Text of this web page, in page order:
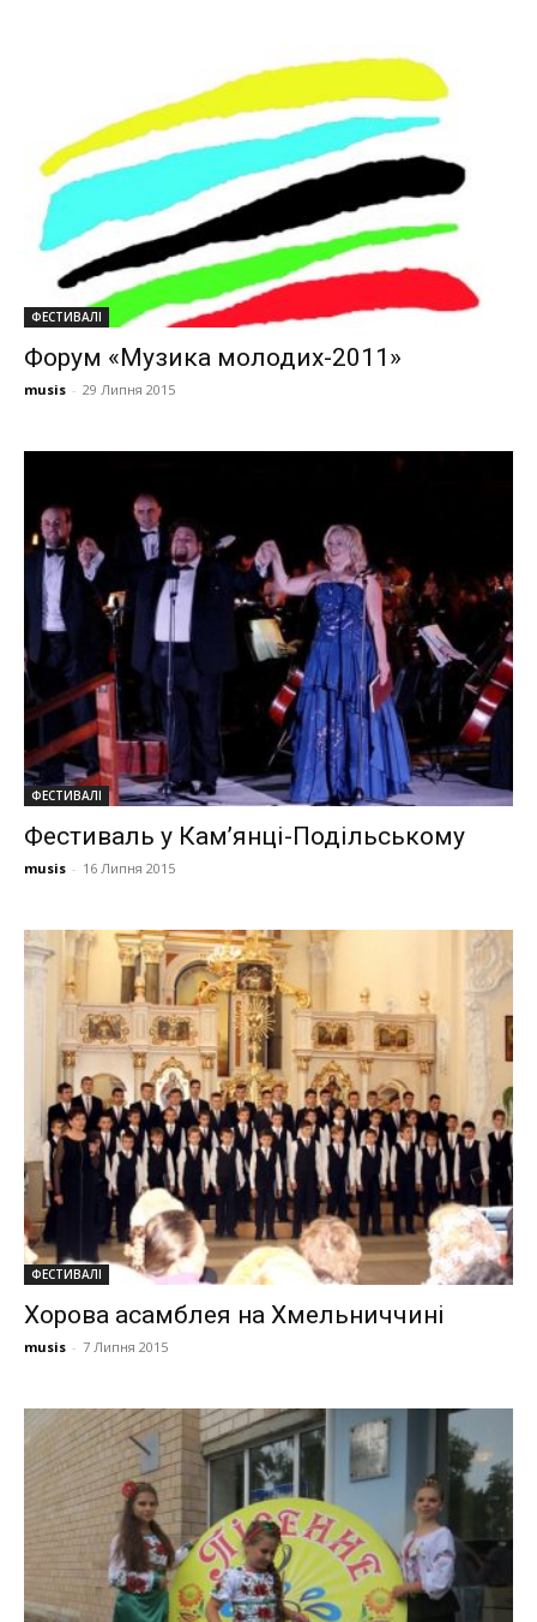
ФЕСТИВАЛІ
Форум «Музика молодих-2011»
musis - 29 Липня 2015
ФЕСТИВАЛІ
Фестиваль у Кам’янці-Подільському
musis - 16 Липня 2015
ФЕСТИВАЛІ
Хорова асамблея на Хмельниччині
musis - 7 Липня 2015